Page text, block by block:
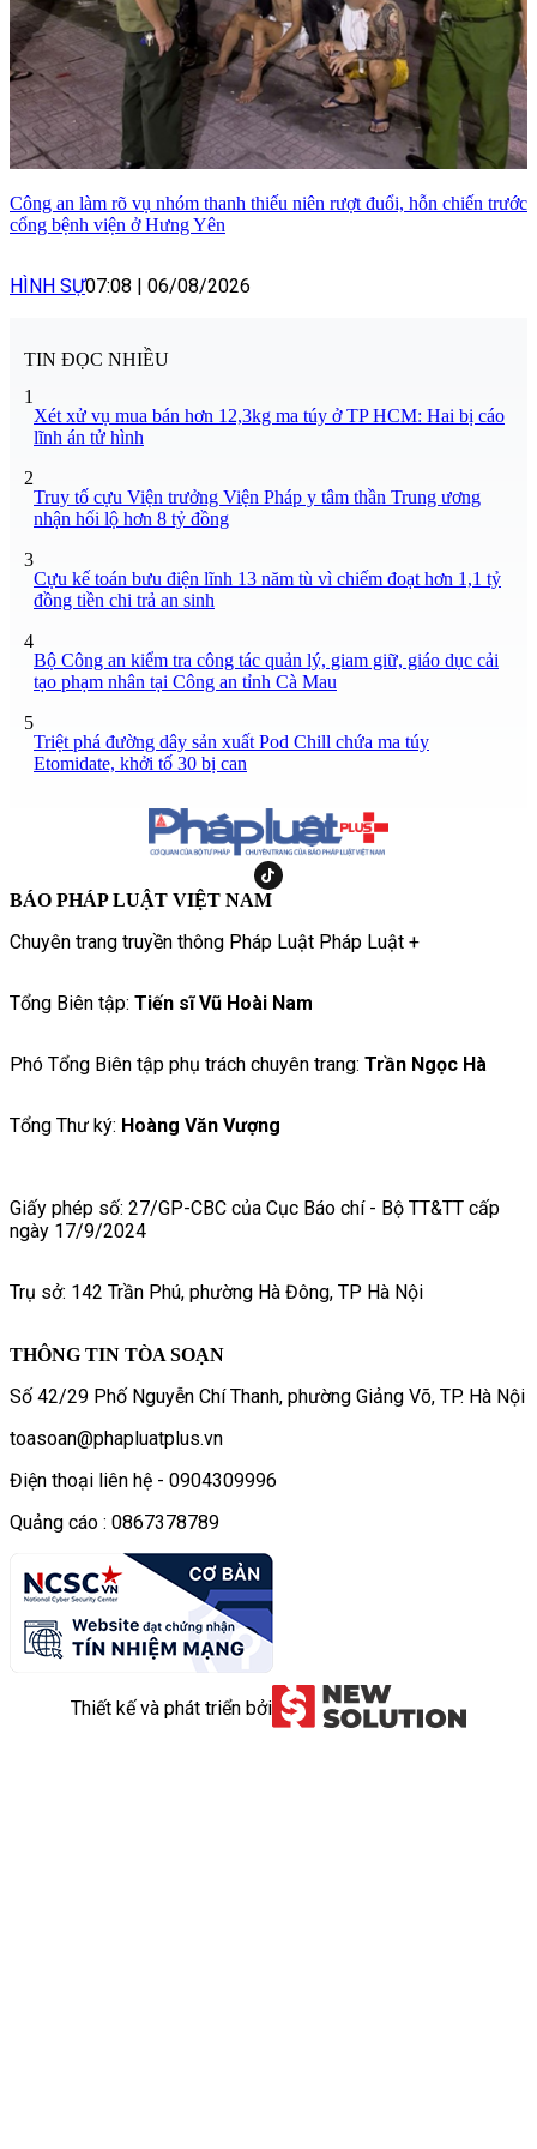
Công an làm rõ vụ nhóm thanh thiếu niên rượt đuổi, hỗn chiến trước
cổng bệnh viện ở Hưng Yên
HÌNH SỰ07:08 06/08/2026
TIN ĐỌC NHIỀU
1
Xét xử vụ mua bán hơn 12,3kg ma túy ở TP HCM: Hai bị cáo
lĩnh án tử hình
2
Truy tố cựu Viện trưởng Viện Pháp y tâm thần Trung ương
nhận hối lộ hơn 8 tỷ đồng
3
Cựu kế toán bưu điện lĩnh 13 năm tù vì chiếm đoạt hơn 1,1 tỷ
đồng tiền chi trả an sinh
4
Bộ Công an kiểm tra công tác quản lý, giam giữ, giáo dục cải
tạo phạm nhân tại Công an tỉnh Cà Mau
5
Triệt phá đường dây sản xuất Pod Chill chứa ma túy
Etomidate, khởi tố 30 bị can
BÁO PHÁP LUẬT VIỆT NAM
Chuyên trang truyền thông Pháp Luật Pháp Luật +
Tổng Biên tập: Tiến sĩ Vũ Hoài Nam
Phó Tổng Biên tập phụ trách chuyên trang: Trần Ngọc Hà
Tổng Thư ký: Hoàng Văn Vượng
Giấy phép số: 27/GP-CBC của Cục Báo chí - Bộ TT&TT cấp
ngày 17/9/2024
Trụ sở: 142 Trần Phú, phường Hà Đông, TP Hà Nội
THÔNG TIN TÒA SOẠN
Số 42/29 Phố Nguyễn Chí Thanh, phường Giảng Võ, TP. Hà Nội
toasoan@phapluatplus.vn
Điện thoại liên hệ - 0904309996
Quảng cáo : 0867378789
Thiết kế và phát triển bởi